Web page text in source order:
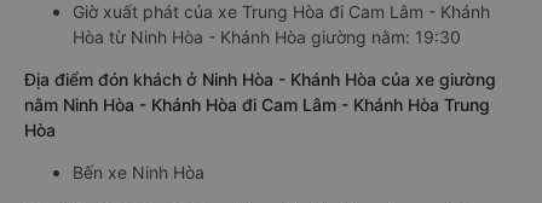
Giờ xuất phát của xe Trung Hòa đi Cam Lâm - Khánh
Hòa từ Ninh Hòa - Khánh Hòa giường nằm: 19:30
Địa điểm đón khách ở Ninh Hòa - Khánh Hòa của xe giường
nằm Ninh Hòa - Khánh Hòa đi Cam Lâm - Khánh Hòa Trung
Hòa
Bến xe Ninh Hòa